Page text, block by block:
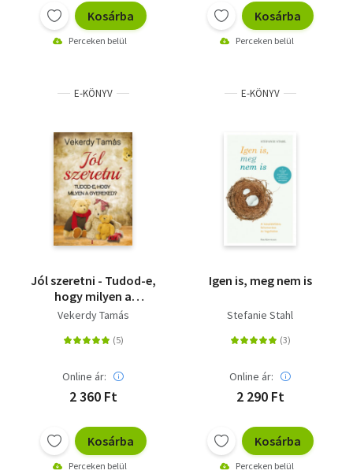
Kosárba
Perceken belül
Kosárba
Perceken belül
E-KÖNYV
Jól szeretni - Tudod-e,
hogy milyen a
gyereked?
Vekerdy Tamás
Online ár:
2 360 Ft
Kosárba
Perceken belül
E-KÖNYV
Igen is, meg nem is
Stefanie Stahl
Online ár:
2 290 Ft
Kosárba
Perceken belül